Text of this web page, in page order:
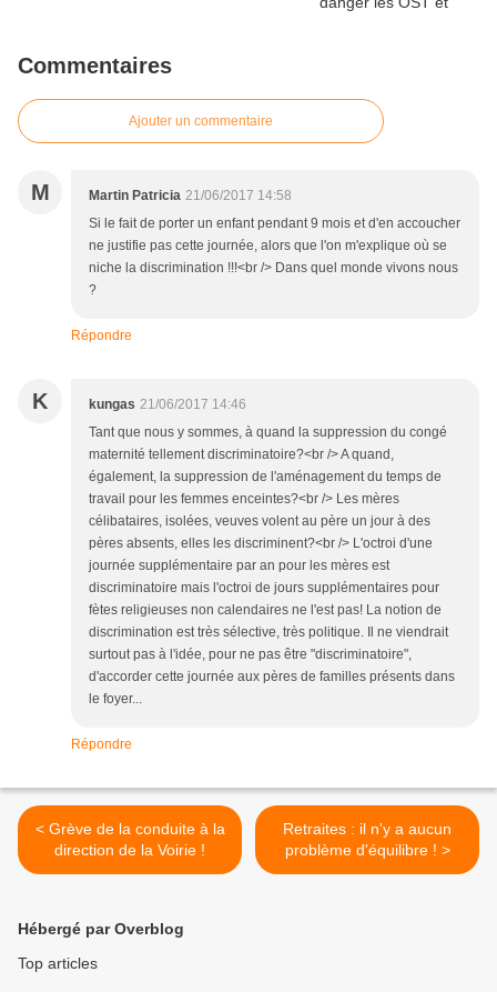
Commentaires
Ajouter un commentaire
M Martin Patricia 21/06/2017 14:58
Si le fait de porter un enfant pendant 9 mois et d'en accoucher
ne justifie pas cette journée, alors que l'on m'explique où se
niche la discrimination !!!<br /> Dans quel monde vivons nous
?
Répondre
K kungas 21/06/2017 14:46
Tant que nous y sommes, à quand la suppression du congé
maternité tellement discriminatoire?<br /> A quand,
également, la suppression de l'aménagement du temps de
travail pour les femmes enceintes?<br /> Les mères
célibataires, isolées, veuves volent au père un jour à des
pères absents, elles les discriminent?<br /> L'octroi d'une
journée supplémentaire par an pour les mères est
discriminatoire mais l'octroi de jours supplémentaires pour
fètes religieuses non calendaires ne l'est pas! La notion de
discrimination est très sélective, très politique. Il ne viendrait
surtout pas à l'idée, pour ne pas être "discriminatoire",
d'accorder cette journée aux pères de familles présents dans
le foyer...
Répondre
< Grève de la conduite à la
direction de la Voirie !
Retraites : il n'y a aucun
problème d'équilibre ! >
Hébergé par Overblog
Top articles